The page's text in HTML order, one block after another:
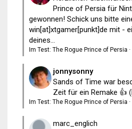
Prince of Persia für
gewonnen! Schick uns bitte
win[at]xtgamer[punkt]de mit -
deines...
Im Test: The Rogue Prince of Persia ·
jonnysonny
Sands of Time war
Zeit für ein Remake 👍
Im Test: The Rogue Prince of Persia ·
marc_englich